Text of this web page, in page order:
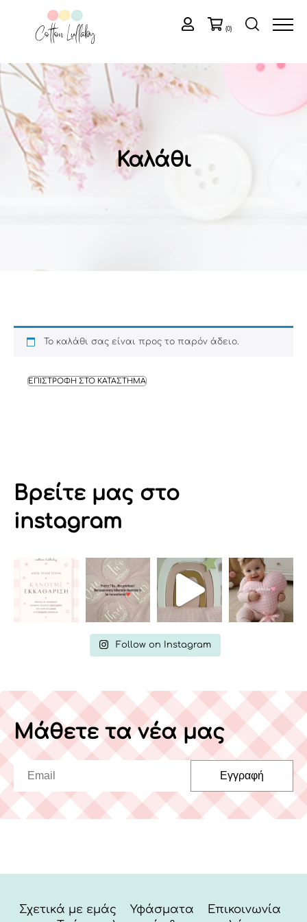
(0)
Καλάθι
Το καλάθι σας είναι προς το παρόν άδειο.
ΕΠΙΣΤΡΟΦΗ ΣΤΟ ΚΑΤΑΣΤΗΜΑ
Βρείτε μας στο
instagram
Follow on Instagram
Μάθετε τα νέα μας
Σχετικά με εμάς Υφάσματα
Επικοινωνία